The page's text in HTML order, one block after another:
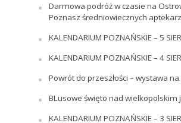
Darmowa podróż w czasie na
Poznasz średniowiecznych
KALENDARIUM POZNAŃSKIE – 5
KALENDARIUM POZNAŃSKIE – 4
Powrót do przeszłości – wystawa
BLusowe święto nad wielkopolskim
KALENDARIUM POZNAŃSKIE – 3